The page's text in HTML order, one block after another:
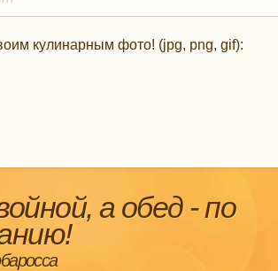
кулинарным фото! (jpg, png, gif):
а обед - по